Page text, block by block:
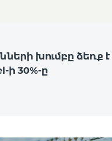
խումբը ձեռք է
ի 30%-ը